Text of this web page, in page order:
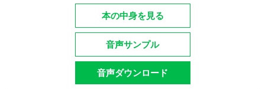
本の中身を見る
音声サンプル
音声ダウンロード